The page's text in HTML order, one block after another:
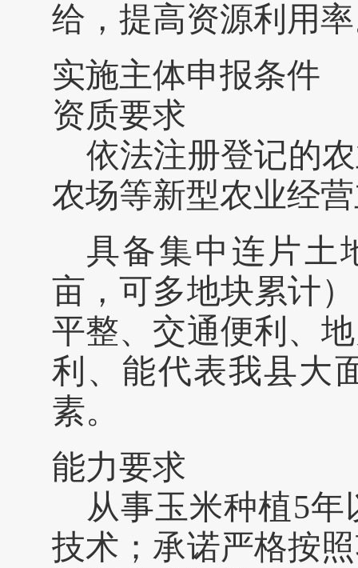
给，提高资源利用
实施主体申报条件
资质要求
依法注册登记的
农场等新型农业经
具备集中连片土
亩，可多地块累计
平整、交通便利、
利、能代表我县大
素。
能力要求
从事玉米种植5年
技术；承诺严格按